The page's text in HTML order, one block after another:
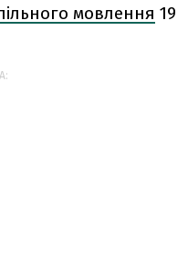
мовлення 19